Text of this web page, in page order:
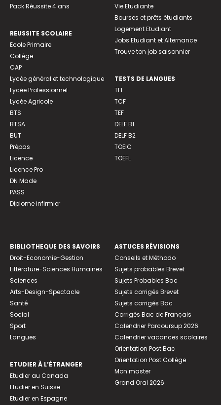
Pack Réussite 4 ans
REUSSITE SCOLAIRE
Ecole Primaire
Collège
CAP
Lycée général et technologique
Lycée Professionnel
Lycée Agricole
BTS
BTSA
BUT
Prépas
Licence
Licence Pro
DN Made
PASS
Diplome infirmier
Vie Etudiante
Bourses et prêts étudiants
Logement Etudiant
Jobs Etudiant et Alternance
Trouve ton job saisonnier
TESTS DE LANGUES
TFI
TCF
TEF
DELF B1
DELF B2
TOEIC
TOEFL
BIBLIOTHEQUE DES SAVOIRS
Droit-Economie-Gestion
Littérature-Sciences Humaines
Sciences
Arts-Design-Spectacle
Santé
Social
Sport
Langues
ETUDIER À L’ÉTRANGER
Etudier au Canada
Etudier en Suisse
Etudier en Espagne
ASTUCES RÉVISIONS
Conseils et Méthodo
Sujets probables Brevet
Sujets Probables Bac
Sujets corrigés Brevet
Sujets corrigés Bac
Corrigés Bac de Français
Calendrier Parcoursup 2026
Calendrier vacances scolaires
Orientation Post Bac
Orientation Post Collège
Mon master
Grand Oral 2026